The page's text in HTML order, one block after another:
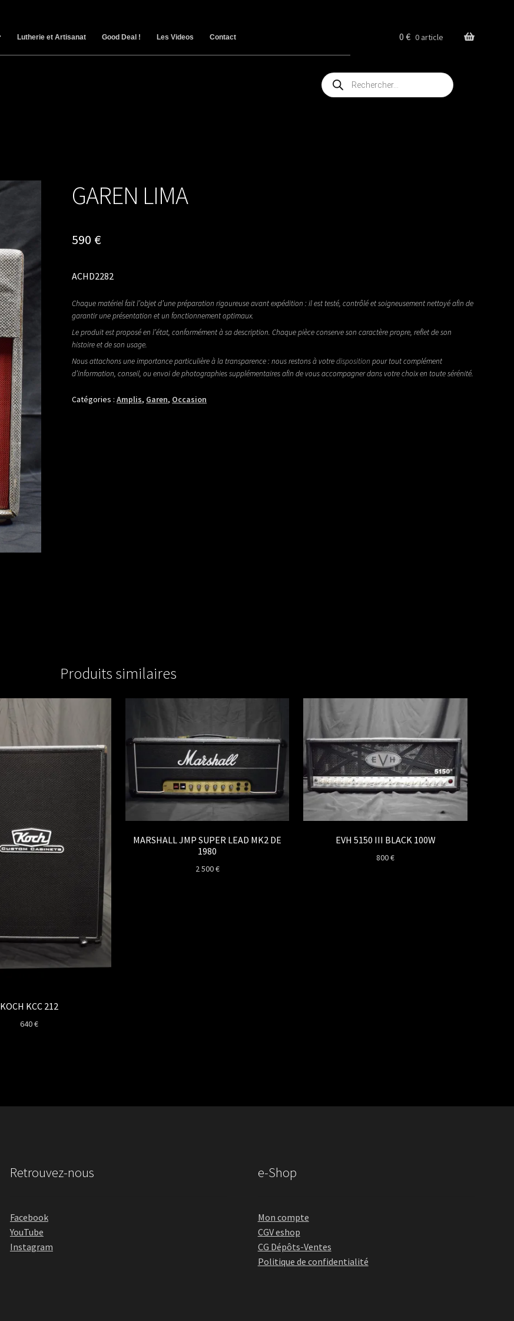
Lutherie et Artisanat Good Deal ! Les Videos Contact 0€ 0 article
Recherche
de
produits
GAREN LIMA
590 €
ACHD2282
Chaque matériel fait l’objet d’une préparation rigoureuse avant expédition : il est testé, contrôlé et soigneusement nettoyé afin de
garantir une présentation et un fonctionnement optimaux.
Le produit est proposé en l’état, conformément à sa description. Chaque pièce conserve son caractère propre, reflet de son
histoire et de son usage.
Nous attachons une importance particulière à la transparence : nous restons à votredisposition pour tout complément
d’information, conseil, ou envoi de photographies supplémentaires afin de vous accompagner dans votre choix en toute sérénité.
Catégories :Amplis, Garen, Occasion
Produits similaires
KOCH KCC 212
640€
MARSHALL JMP SUPER LEAD MK2 DE
1980
2 500€
EVH 5150 III BLACK 100W
800€
Retrouvez-nous
Facebook
YouTube
Instagram
e-Shop
Mon compte
CGV eshop
CG Dépôts-Ventes
Politique de confidentialité